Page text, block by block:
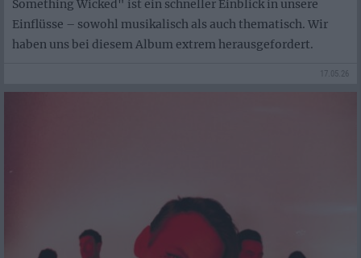
Something Wicked" ist ein schneller Einblick in unsere
Einflüsse – sowohl musikalisch als auch thematisch. Wir
haben uns bei diesem Album extrem herausgefordert.
17.05.26